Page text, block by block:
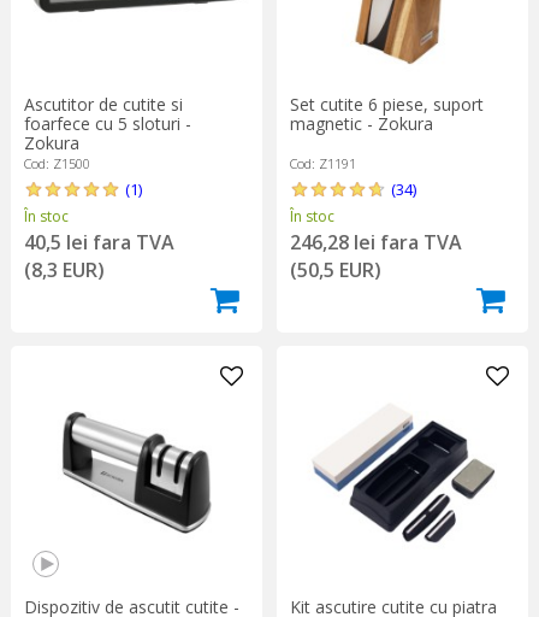
Ascutitor de cutite si
foarfece cu 5 sloturi -
Zokura
Cod: Z1500
(1)
În stoc
40,5 lei fara TVA
(8,3 EUR)
Set cutite 6 piese, suport
magnetic - Zokura
Cod: Z1191
(34)
În stoc
246,28 lei fara TVA
(50,5 EUR)
Dispozitiv de ascutit cutite -
Kit ascutire cutite cu piatra